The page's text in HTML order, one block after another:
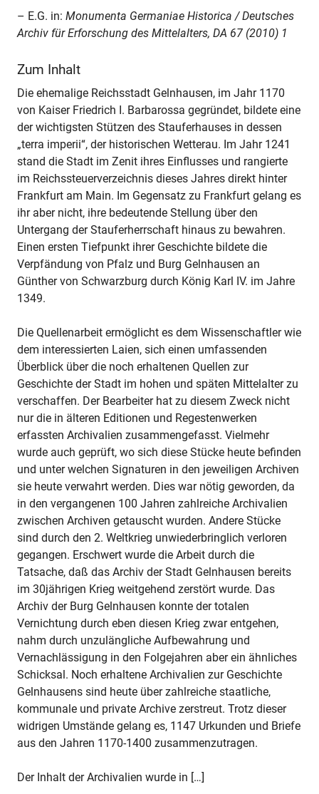
– E.G. in: Monumenta Germaniae Historica / Deutsches
Archiv für Erforschung des Mittelalters, DA 67 (2010) 1
Zum Inhalt
Die ehemalige Reichsstadt Gelnhausen, im Jahr 1170
von Kaiser Friedrich I. Barbarossa gegründet, bildete eine
der wichtigsten Stützen des Stauferhauses in dessen
„terra imperii“, der historischen Wetterau. Im Jahr 1241
stand die Stadt im Zenit ihres Einflusses und rangierte
im Reichssteuerverzeichnis dieses Jahres direkt hinter
Frankfurt am Main. Im Gegensatz zu Frankfurt gelang es
ihr aber nicht, ihre bedeutende Stellung über den
Untergang der Stauferherrschaft hinaus zu bewahren.
Einen ersten Tiefpunkt ihrer Geschichte bildete die
Verpfändung von Pfalz und Burg Gelnhausen an
Günther von Schwarzburg durch König Karl IV. im Jahre
1349.
Die Quellenarbeit ermöglicht es dem Wissenschaftler wie
dem interessierten Laien, sich einen umfassenden
Überblick über die noch erhaltenen Quellen zur
Geschichte der Stadt im hohen und späten Mittelalter zu
verschaffen. Der Bearbeiter hat zu diesem Zweck nicht
nur die in älteren Editionen und Regestenwerken
erfassten Archivalien zusammengefasst. Vielmehr
wurde auch geprüft, wo sich diese Stücke heute befinden
und unter welchen Signaturen in den jeweiligen Archiven
sie heute verwahrt werden. Dies war nötig geworden, da
in den vergangenen 100 Jahren zahlreiche Archivalien
zwischen Archiven getauscht wurden. Andere Stücke
sind durch den 2. Weltkrieg unwiederbringlich verloren
gegangen. Erschwert wurde die Arbeit durch die
Tatsache, daß das Archiv der Stadt Gelnhausen bereits
im 30jährigen Krieg weitgehend zerstört wurde. Das
Archiv der Burg Gelnhausen konnte der totalen
Vernichtung durch eben diesen Krieg zwar entgehen,
nahm durch unzulängliche Aufbewahrung und
Vernachlässigung in den Folgejahren aber ein ähnliches
Schicksal. Noch erhaltene Archivalien zur Geschichte
Gelnhausens sind heute über zahlreiche staatliche,
kommunale und private Archive zerstreut. Trotz dieser
widrigen Umstände gelang es, 1147 Urkunden und Briefe
aus den Jahren 1170-1400 zusammenzutragen.
Der Inhalt der Archivalien wurde in […]